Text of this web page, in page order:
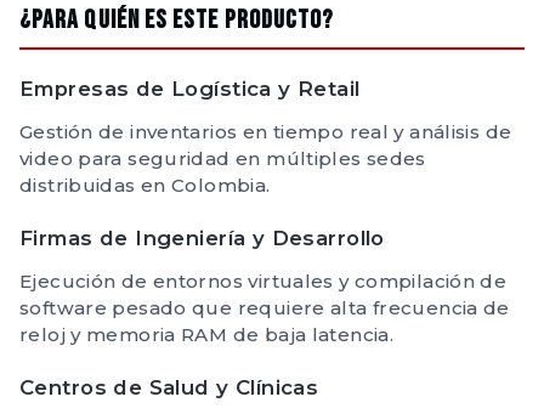
¿Para quién es este producto?
Empresas de Logística y Retail
Gestión de inventarios en tiempo real y análisis de
video para seguridad en múltiples sedes
distribuidas en Colombia.
Firmas de Ingeniería y Desarrollo
Ejecución de entornos virtuales y compilación de
software pesado que requiere alta frecuencia de
reloj y memoria RAM de baja latencia.
Centros de Salud y Clínicas